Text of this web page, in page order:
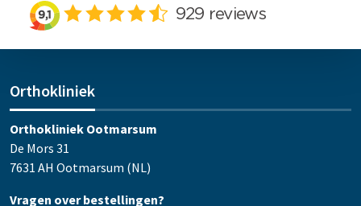
Orthokliniek
Orthokliniek Ootmarsum
De Mors 31
7631 AH Ootmarsum (NL)
Vragen over bestellingen?